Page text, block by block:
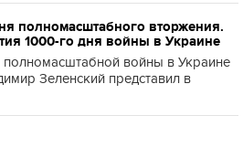
полномасштабного вторжения.
1000-го дня войны в Украине
полномасштабной войны в Украине
Зеленский представил в